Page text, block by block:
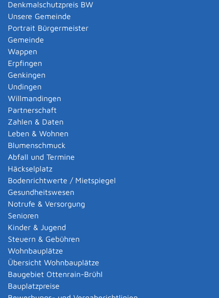
Denkmalschutzpreis BW
Unsere Gemeinde
Portrait Bürgermeister
Gemeinde
Wappen
Erpfingen
Genkingen
Undingen
Willmandingen
Partnerschaft
Zahlen & Daten
Leben & Wohnen
Blumenschmuck
Abfall und Termine
Häckselplatz
Bodenrichtwerte / Mietspiegel
Gesundheitswesen
Notrufe & Versorgung
Senioren
Kinder & Jugend
Steuern & Gebühren
Wohnbauplätze
Übersicht Wohnbauplätze
Baugebiet Ottenrain-Brühl
Bauplatzpreise
Abweichende Ruhezeit beantragen
Adoption - Akteneinsicht beantragen
Adoption - sich als Adoptiveltern bewerben
Adoption eines ausländischen Kindes -
Beurkundung im Geburtenregister beantragen
Adoption eines ausländischen Kindes -
Umwandlung einer schwachen in eine starke
Adoption beantragen
Adoption eines deutschen Kindes - Beurkundung
von Amts wegen
Adoption eines erwachsenen Menschen beantragen
Adoptionspflege eines minderjährigen Kindes
aufnehmen
Adressänderung auf der eID-Karte beantragen
Adressbuch - Eintrag sperren lassen
Akademische Gesundheitsberufe - Anerkennung der
Weiterbildung beantragen
Akademische Grade, Titel und Bezeichnungen bei
anerkannten Spätaussiedlern - Gradumwandlungen
beantragen
Akademische Grade, Titel und Bezeichnungen von
ausländischen Hochschulen führen
Akteneinsicht in und außerhalb von
Verwaltungsverfahren beantragen
Allgemein bildende Schulen - zur Abendrealschule